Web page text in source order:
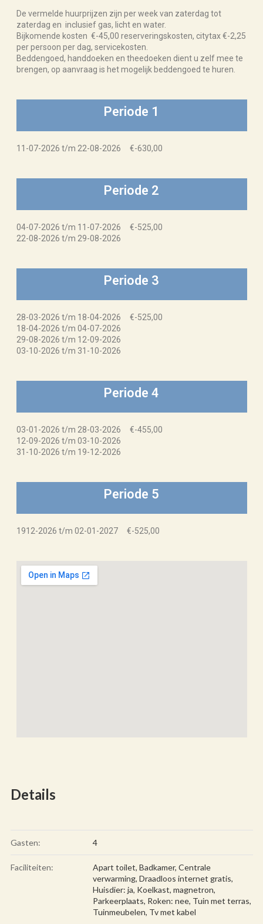
De vermelde huurprijzen zijn per week van zaterdag tot
zaterdag en inclusief gas, licht en water.
Bijkomende kosten €-45,00 reserveringskosten, citytax €-2,25
per persoon per dag, servicekosten.
Beddengoed, handdoeken en theedoeken dient u zelf mee te
brengen, op aanvraag is het mogelijk beddengoed te huren.
Periode 1
11-07-2026 t/m 22-08-2026 €-630,00
Periode 2
04-07-2026 t/m 11-07-2026 €-525,00
22-08-2026 t/m 29-08-2026
Periode 3
28-03-2026 t/m 18-04-2026 €-525,00
18-04-2026 t/m 04-07-2026
29-08-2026 t/m 12-09-2026
03-10-2026 t/m 31-10-2026
Periode 4
03-01-2026 t/m 28-03-2026 €-455,00
12-09-2026 t/m 03-10-2026
31-10-2026 t/m 19-12-2026
Periode 5
1912-2026 t/m 02-01-2027 €-525,00
Details
Gasten: 4
Faciliteiten: Apart toilet, Badkamer, Centrale
verwarming, Draadloos internet gratis,
Huisdier: ja, Koelkast, magnetron,
Parkeerplaats, Roken: nee, Tuin met terras,
Tuinmeubelen, Tv met kabel